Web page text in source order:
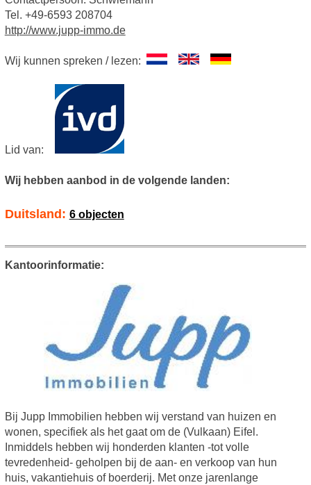
Tel. +49-6593 208704
http://www.jupp-immo.de
Wij kunnen spreken / lezen:
Lid van:
Wij hebben aanbod in de volgende landen:
Duitsland: 6 objecten
Kantoorinformatie:
Bij Jupp Immobilien hebben wij verstand van huizen en
wonen, specifiek als het gaat om de (Vulkaan) Eifel.
Inmiddels hebben wij honderden klanten -tot volle
tevredenheid- geholpen bij de aan- en verkoop van hun
huis, vakantiehuis of boerderij. Met onze jarenlange